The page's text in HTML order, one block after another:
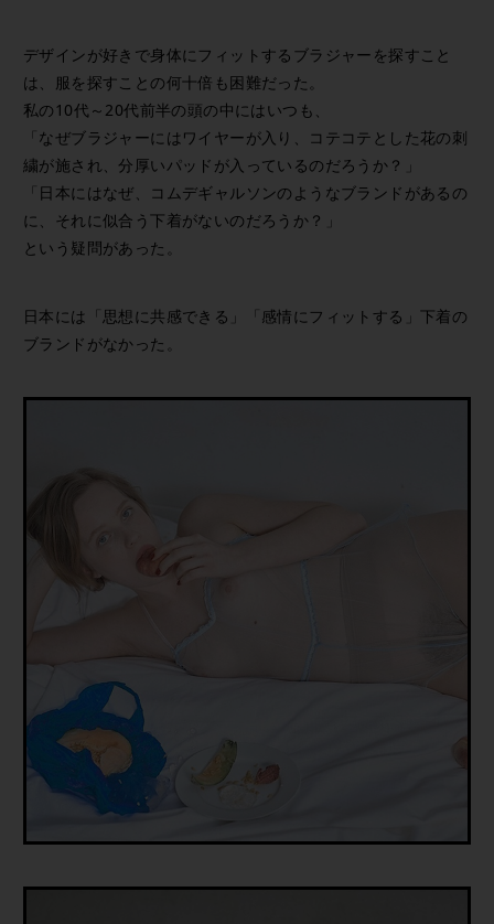
デザインが好きで身体にフィットするブラジャーを探すこと
は、服を探すことの何十倍も困難だった。
私の10代～20代前半の頭の中にはいつも、
「なぜブラジャーにはワイヤーが入り、コテコテとした花の刺
繍が施され、分厚いパッドが入っているのだろうか？」
「日本にはなぜ、コムデギャルソンのようなブランドがあるの
に、それに似合う下着がないのだろうか？」
という疑問があった。
日本には「思想に共感できる」「感情にフィットする」下着の
ブランドがなかった。